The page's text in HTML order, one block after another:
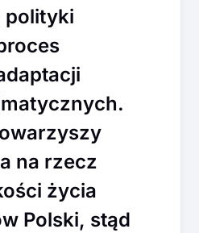
polityki
na rzecz
życia
Polski, stąd